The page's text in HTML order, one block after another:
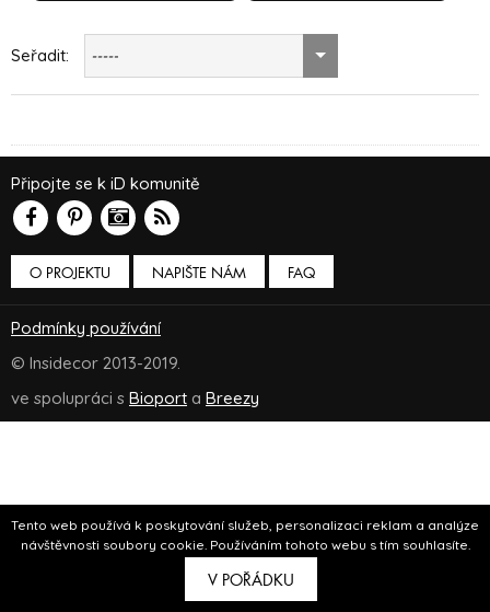
Tento web používá k poskytování služeb, personalizaci reklam a analýze
návštěvnosti soubory cookie. Používáním tohoto webu s tím souhlasíte.
V POŘÁDKU
Seřadit: -----
O PROJEKTU NAPIŠTE NÁM
Připojte se k iD komunitě
FAQ
Podmínky používání
© Insidecor 2013-2019.
ve spolupráci s Bioport a Breezy